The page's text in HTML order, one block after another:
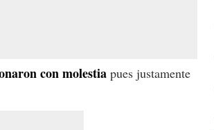
con molestia pues justamente